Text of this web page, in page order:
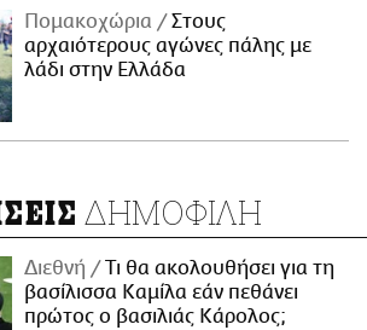
Πομακοχώρια
Στους
αρχαιότερους αγώνες πάλης με
λάδι στην Ελλάδα
ΔΗΜΟΦΙΛΗ
Διεθνή
Τι θα ακολουθήσει για τη
βασίλισσα Καμίλα εάν πεθάνει
πρώτος ο βασιλιάς Κάρολος;